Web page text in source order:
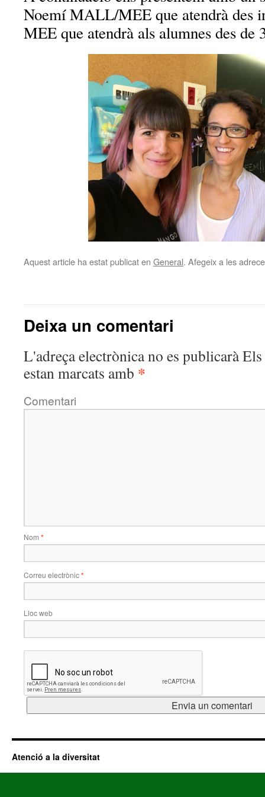
Noemí MALL/MEE que atendrà des
MEE que atendrà als alumnes des de
Aquest article ha estat publicat en General. Afegeix a les
Deixa un comentari
L'adreça electrònica no es publicaràEls
estan marcats amb *
Comentari
Nom *
Correu electrònic*
Lloc web
Atenció a la diversitat